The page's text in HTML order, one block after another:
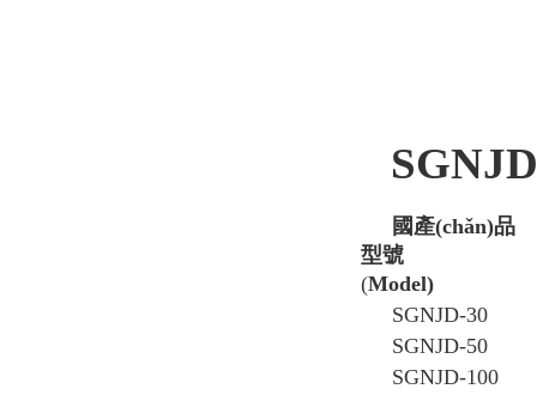
國產(chǎn)品
型號
(Model)
SGNJD-30
SGNJD-50
SGNJD-100